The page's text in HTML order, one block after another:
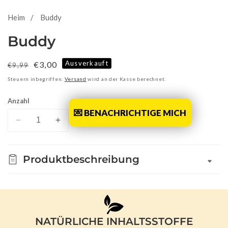
Heim Buddy
Buddy
Normaler
Preis
€9,99 Verkaufspreis
€3,00 Ausverkauft
Steuern inbegriffen. Versand wird an der Kasse berechnet.
Anzahl
Verringere
für
Erhöhe
für
💌 BENACHRICHTIGE MICH
Produktbeschreibung
NATÜRLICHE INHALTSSTOFFE